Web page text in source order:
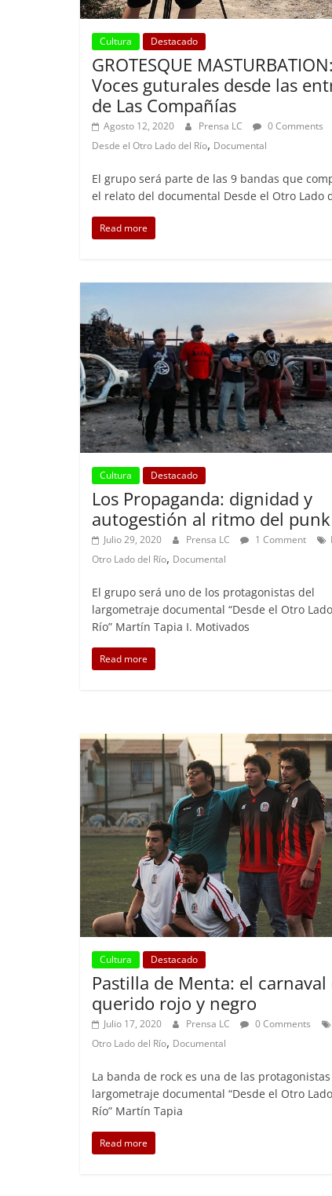
Cultura Destacado
GROTESQUE MASTURBATION:
Voces guturales desde las
de Las Compañías
Agosto 12, 2020 Prensa LC
0 Comments
Desde el Otro Lado del Río, Documental
El grupo será parte de las 9 bandas que
el relato del documental Desde el Otro Lado
Read more
Cultura Destacado
Los Propaganda: dignidad y
autogestión al ritmo del punk
Julio 29, 2020 Prensa LC 1 Comment
Otro Lado del Río, Documental
El grupo será uno de los protagonistas del
largometraje documental “Desde el Otro
Río” Martín Tapia I. Motivados
Read more
Cultura Destacado
Pastilla de Menta: el carnaval
querido rojo y negro
Julio 17, 2020 Prensa LC 0 Comments
Otro Lado del Río, Documental
La banda de rock es una de las
largometraje documental “Desde el Otro
Río” Martín Tapia
Read more